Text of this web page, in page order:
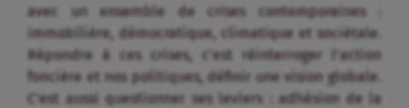
avec un ensemble de crises contemporaines :
immobilière, démocratique, climatique et sociétale.
Répondre à ces crises, c’est réinterroger l’action
foncière et nos politiques, définir une vision globale.
C’est aussi questionner ses leviers : adhésion de la